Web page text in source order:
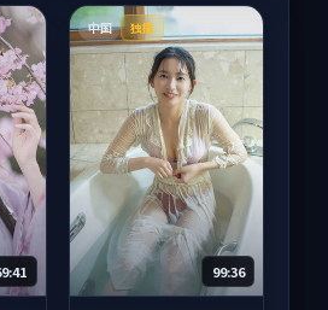
中国 独播
99:36